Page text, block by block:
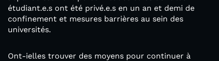
étudiant.e.s ont été privé.e.s en un an et demi de
confinement et mesures barrières au sein des
universités.
Ont-ielles trouver des moyens pour continuer à